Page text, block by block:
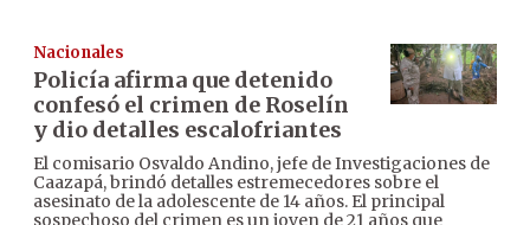
Nacionales
Policía afirma que detenido
confesó el crimen de Roselín
y dio detalles escalofriantes
El comisario Osvaldo Andino, jefe de Investigaciones de
Caazapá, brindó detalles estremecedores sobre el
asesinato de la adolescente de 14 años. El principal
sospechoso del crimen es un joven de 21 años que